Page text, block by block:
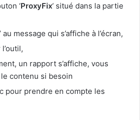
‘ProxyFix‘ situé dans la partie
au message qui s’affiche à l’écran,
un rapport s’affiche, vous
contenu si besoin
pour prendre en compte les